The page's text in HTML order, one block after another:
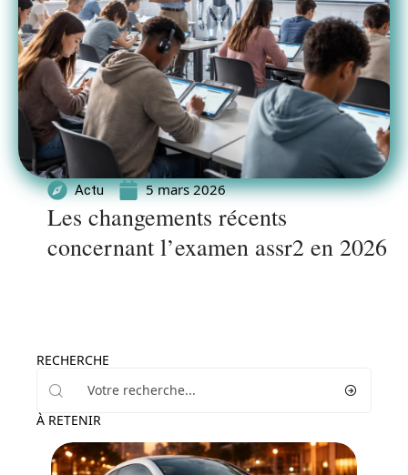
Actu 5 mars 2026
Les changements récents
concernant l’examen assr2 en 2026
RECHERCHE
À RETENIR